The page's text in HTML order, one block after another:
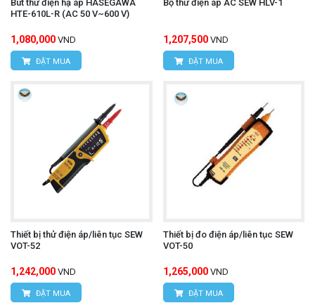
Bút thử điện hạ áp HASEGAWA
HTE-610L-R (AC 50 V~600 V)
1,080,000 VND
ĐẶT MUA
Bộ thử điện áp AC SEW HLV-1
1,207,500 VND
ĐẶT MUA
Thiết bị thử điện áp/liên tục SEW
VOT-52
1,242,000 VND
ĐẶT MUA
Thiết bị đo điện áp/liên tục SEW
VOT-50
1,265,000 VND
ĐẶT MUA